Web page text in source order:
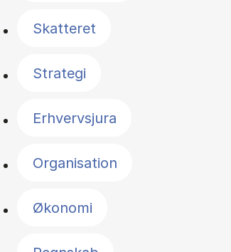
Skatteret
Strategi
Erhvervsjura
Organisation
Økonomi